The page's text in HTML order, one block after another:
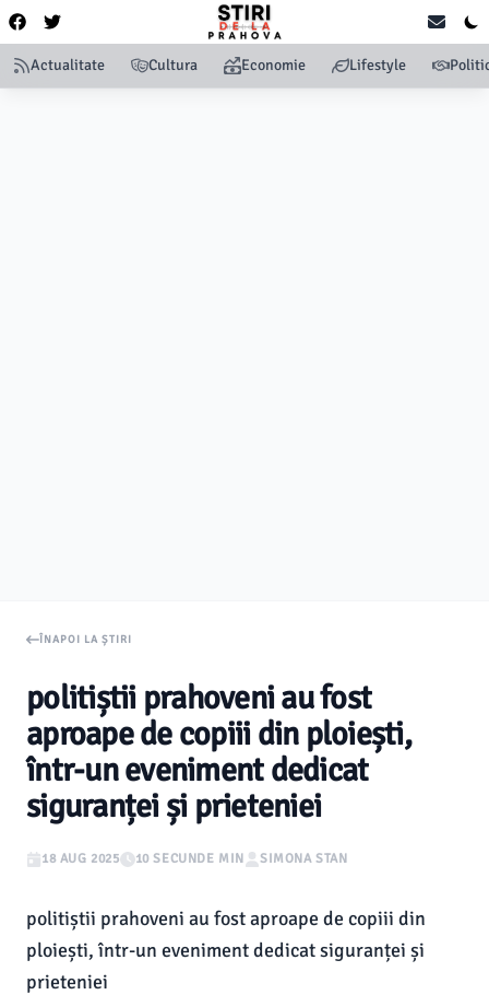
Actualitate Cultura Economie Lifestyle
ÎNAPOI LA ȘTIRI
politiștii prahoveni au fost
aproape de copiii din ploiești,
într-un eveniment dedicat
siguranței și prieteniei
18 AUG 2025 10 SECUNDE MIN SIMONA STAN
politiștii prahoveni au fost aproape de copiii din
ploiești, într-un eveniment dedicat siguranței și
prieteniei